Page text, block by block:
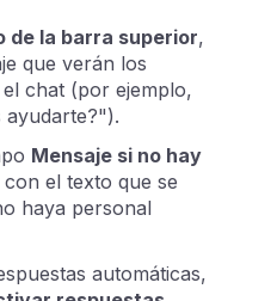
de la barra superior,
que verán los
chat (por ejemplo,
ayudarte?").
Mensaje si no hay
con el texto que se
haya personal
automáticas,